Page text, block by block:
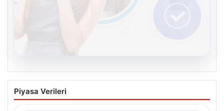
08.08.2026
Kelebek sohbet platformu İle Dijital
İletişimin Seviyeli Adresi Ve Sohbet
Piyasa Verileri